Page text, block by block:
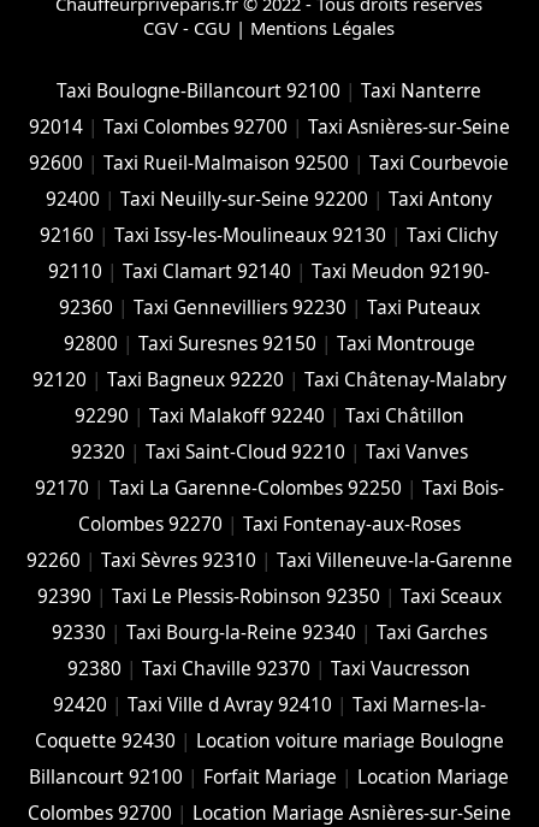
CGV - CGU | Mentions Légales
Taxi Boulogne-Billancourt 92100 |Taxi Nanterre
92014| Taxi Colombes 92700 | Taxi Asnières-sur-Seine
92600 |Taxi Rueil-Malmaison 92500 |Taxi Courbevoie
92400 |Taxi Neuilly-sur-Seine 92200 |Taxi Antony
92160 |Taxi Issy-les-Moulineaux 92130 |Taxi Clichy
92110 |Taxi Clamart 92140 |Taxi Meudon 92190-
92360 | Taxi Gennevilliers 92230 | Taxi Puteaux
92800 | Taxi Suresnes 92150 | Taxi Montrouge
92120 | Taxi Bagneux 92220 | Taxi Châtenay-Malabry
92290 | Taxi Malakoff 92240 | Taxi Châtillon
92320 | Taxi Saint-Cloud 92210 | Taxi Vanves
92170 | Taxi La Garenne-Colombes 92250 | Taxi Bois-
Colombes 92270 | Taxi Fontenay-aux-Roses
92260 | Taxi Sèvres 92310 | Taxi Villeneuve-la-Garenne
92390 | Taxi Le Plessis-Robinson 92350 | Taxi Sceaux
92330 | Taxi Bourg-la-Reine 92340 | Taxi Garches
92380 |Taxi Chaville 92370 |Taxi Vaucresson
92420 | Taxi Ville d Avray 92410 | Taxi Marnes-la-
Coquette 92430 | Location voiture mariage Boulogne
Billancourt 92100 | Forfait Mariage | Location Mariage
Colombes 92700 | Location Mariage Asnières-sur-Seine